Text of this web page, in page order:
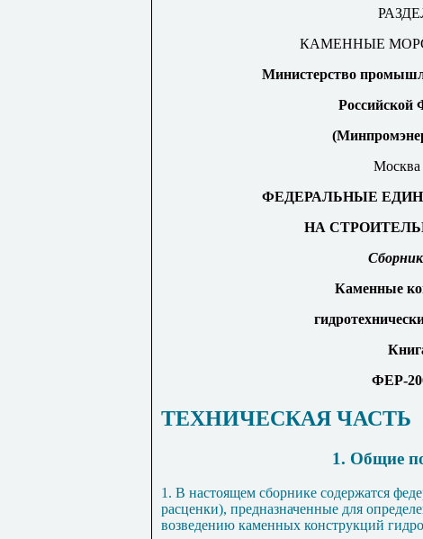
КАМЕННЫЕ
Министерство
Российской
Москва
ФЕДЕРАЛЬНЫЕ
НА
Каменные
ФЕР-20
ТЕХНИЧЕСКАЯ ЧАСТЬ
1. Общие
1. В настоящем сборнике содержатся
расценки), предназначенные для
возведению каменных конструкций